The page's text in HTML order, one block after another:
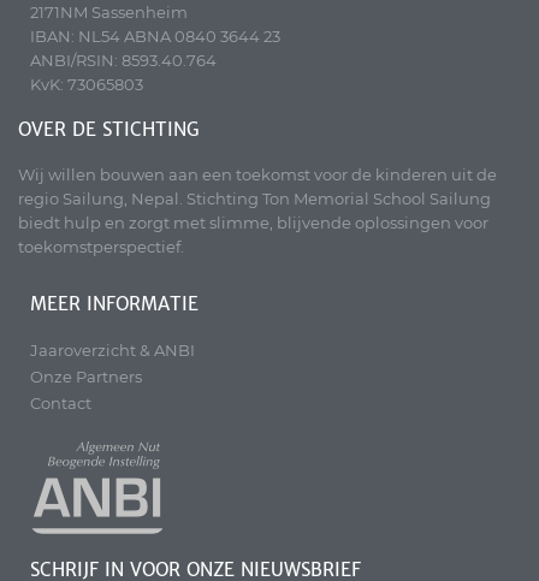
2171NM Sassenheim
IBAN: NL54 ABNA 0840 3644 23
ANBI/RSIN: 8593.40.764
KvK: 73065803
OVER DE STICHTING
Wij willen bouwen aan een toekomst voor de kinderen uit de
regio Sailung, Nepal. Stichting Ton Memorial School Sailung
biedt hulp en zorgt met slimme, blijvende oplossingen voor
toekomstperspectief.
MEER INFORMATIE
Jaaroverzicht & ANBI
Onze Partners
Contact
SCHRIJF IN VOOR ONZE NIEUWSBRIEF